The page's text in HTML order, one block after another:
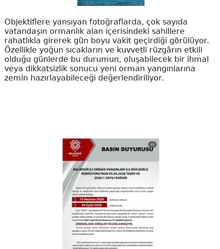
Objektiflere yansıyan fotoğraflarda, çok sayıda
vatandaşın ormanlık alan içerisindeki sahillere
rahatlıkla girerek gün boyu vakit geçirdiği görülüyor.
Özellikle yoğun sıcakların ve kuvvetli rüzgârın etkili
olduğu günlerde bu durumun, oluşabilecek bir ihmal
veya dikkatsizlik sonucu yeni orman yangınlarına
zemin hazırlayabileceği değerlendiriliyor.